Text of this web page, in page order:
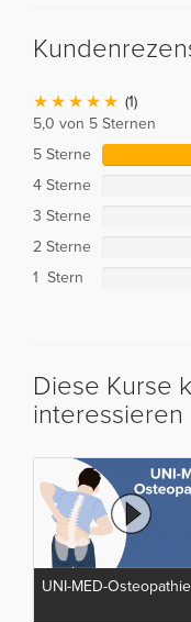
(1)
5,0 von 5 Sternen
5 Sterne
4 Sterne
3 Sterne
2 Sterne
1 Stern
Diese Kurse
interessieren
UNI-MED-Osteopathie